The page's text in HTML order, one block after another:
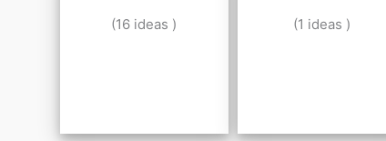
(16 ideas ) (1 ideas )